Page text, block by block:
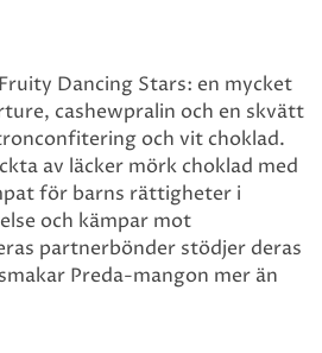
Dancing Stars: en mycket
cashewpralin och en skvätt
och vit choklad.
av läcker mörk choklad med
för barns rättigheter i
och kämpar mot
partnerbönder stödjer deras
Preda-mangon mer än